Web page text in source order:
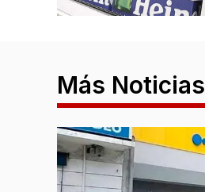
Más Noticias